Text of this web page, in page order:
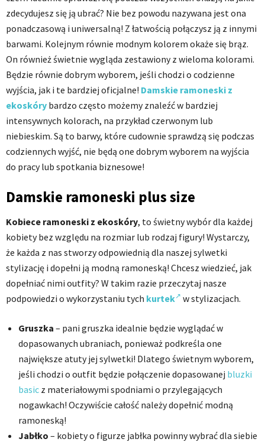
zdecydujesz się ją ubrać? Nie bez powodu nazywana jest ona
ponadczasową i uniwersalną! Z łatwością połączysz ją z innymi
barwami. Kolejnym równie modnym kolorem okaże się brąz.
On również świetnie wygląda zestawiony z wieloma kolorami.
Będzie równie dobrym wyborem, jeśli chodzi o codzienne
wyjścia, jak i te bardziej oficjalne! Damskie ramoneski z
ekoskóry bardzo często możemy znaleźć w bardziej
intensywnych kolorach, na przykład czerwonym lub
niebieskim. Są to barwy, które cudownie sprawdzą się podczas
codziennych wyjść, nie będą one dobrym wyborem na wyjścia
do pracy lub spotkania biznesowe!
Damskie ramoneski plus size
Kobiece ramoneski z ekoskóry, to świetny wybór dla każdej
kobiety bez względu na rozmiar lub rodzaj figury! Wystarczy,
że każda z nas stworzy odpowiednią dla naszej sylwetki
stylizację i dopełni ją modną ramoneską! Chcesz wiedzieć, jak
dopełniać nimi outfity? W takim razie przeczytaj nasze
podpowiedzi o wykorzystaniu tych kurtek w stylizacjach.
Gruszka – pani gruszka idealnie będzie wyglądać w
dopasowanych ubraniach, ponieważ podkreśla one
największe atuty jej sylwetki! Dlatego świetnym wyborem,
jeśli chodzi o outfit będzie połączenie dopasowanej bluzki
basic z materiałowymi spodniami o przylegających
nogawkach! Oczywiście całość należy dopełnić modną
ramoneską!
Jabłko – kobiety o figurze jabłka powinny wybrać dla siebie